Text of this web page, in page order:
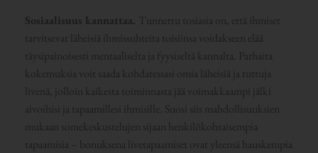
Sosiaalisuus kannattaa. Tunnettu tosiasia on, että ihmiset
tarvitsevat läheisiä ihmissuhteita toisiinsa voidakseen elää
täysipainoisesti mentaaliselta ja fyysiseltä kannalta. Parhaita
kokemuksia voit saada kohdatessasi omia läheisiä ja tuttuja
livenä, jolloin kaikesta toiminnasta jää voimakkaampi jälki
aivoihisi ja tapaamillesi ihmisille. Suosi siis mahdollisuuksien
mukaan somekeskustelujen sijaan henkilökohtaisempia
tapaamisia – bonuksena livetapaamiset ovat yleensä hauskempia